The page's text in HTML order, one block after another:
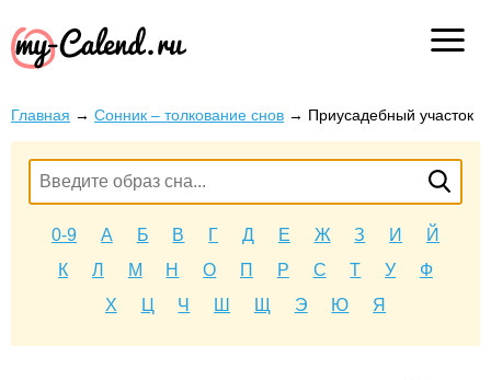
Главная → Сонник – толкование снов → Приусадебный участок
0-9 А Б В Г Д Е Ж З И
Й
К
Л М Н О П Р С Т У
Ф
Х
Ц Ч Ш Щ Э Ю Я